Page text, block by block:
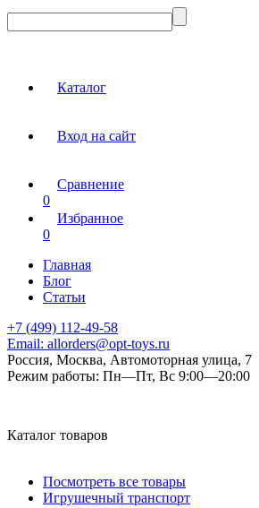
Каталог
Вход на сайт
Сравнение
0
Избранное
0
Главная
Блог
Статьи
+7 (499) 112-49-58
Email: allorders@opt-toys.ru
Россия, Москва, Автомоторная улица, 7
Режим работы: Пн—Пт, Вс 9:00—20:00
Каталог товаров
Посмотреть все товары
Игрушечный транспорт